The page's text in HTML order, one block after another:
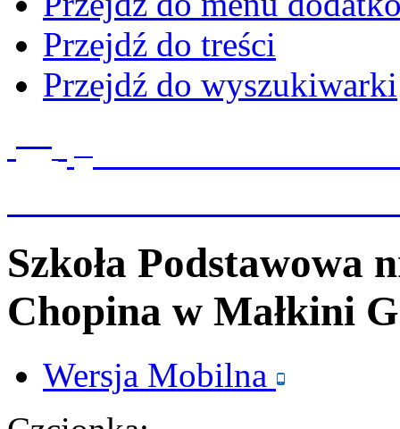
Przejdź do treści
Przejdź do wyszukiwarki
Szkoła Podstawowa
Chopina w Małkini
Wersja Mobilna